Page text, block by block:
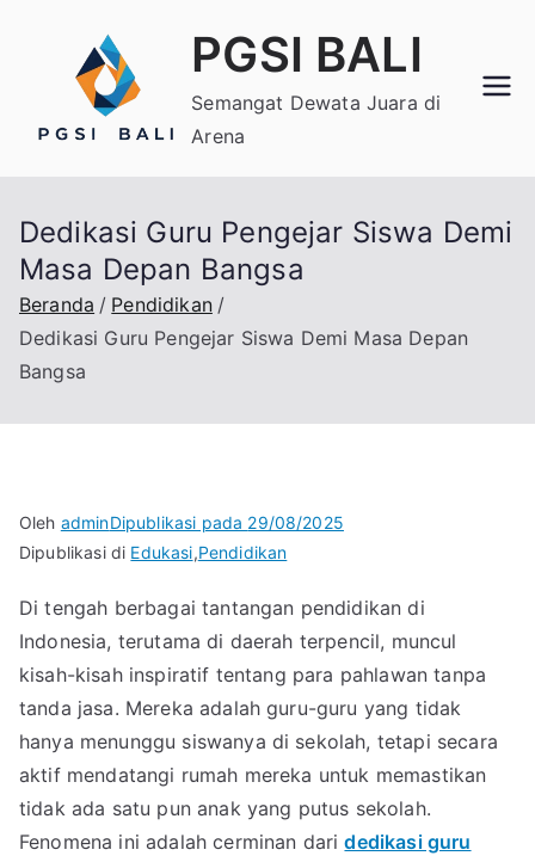
PGSI BALI
Semangat Dewata Juara di
Arena
Dedikasi Guru Pengejar Siswa Demi
Masa Depan Bangsa
Beranda
Pendidikan
Dedikasi Guru Pengejar Siswa Demi Masa Depan
Bangsa
Oleh adminDipublikasi pada 29/08/2025
Dipublikasi di Edukasi,Pendidikan
Di tengah berbagai tantangan pendidikan di
Indonesia, terutama di daerah terpencil, muncul
kisah-kisah inspiratif tentang para pahlawan tanpa
tanda jasa. Mereka adalah guru-guru yang tidak
hanya menunggu siswanya di sekolah, tetapi secara
aktif mendatangi rumah mereka untuk memastikan
tidak ada satu pun anak yang putus sekolah.
Fenomena ini adalah cerminan daridedikasi guru